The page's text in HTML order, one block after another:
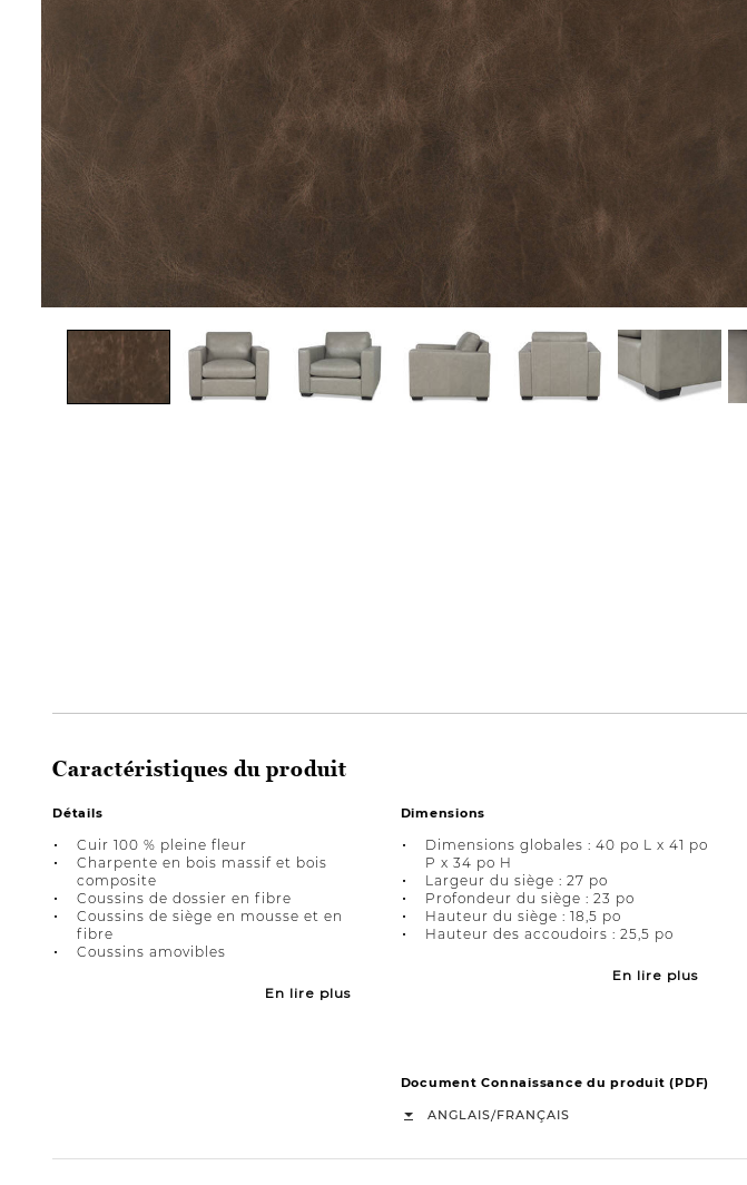
Caractéristiques du produit
Détails
Cuir 100 % pleine fleur
Charpente en bois massif et bois
composite
Coussins de dossier en fibre
Coussins de siège en mousse et en
fibre
Coussins amovibles
En lire plus
Dimensions
Dimensions globales : 40 po L x 41 po
P x 34 po H
Largeur du siège : 27 po
Profondeur du siège : 23 po
Hauteur du siège : 18,5 po
Hauteur des accoudoirs : 25,5 po
En lire plus
Document Connaissance du produit (PDF)
ANGLAIS/FRANÇAIS